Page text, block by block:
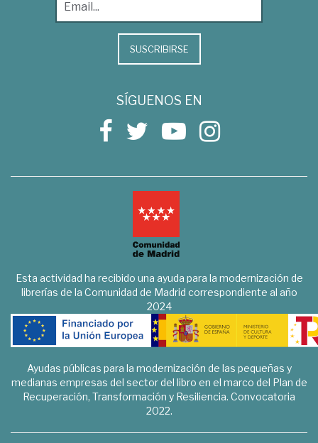
SUSCRIBIRSE
SÍGUENOS EN
Esta actividad ha recibido una ayuda para la modernización de
librerías de la Comunidad de Madrid correspondiente al año
2024
Ayudas públicas para la modernización de las pequeñas y
medianas empresas del sector del libro en el marco del Plan de
Recuperación, Transformación y Resiliencia. Convocatoria
2022.